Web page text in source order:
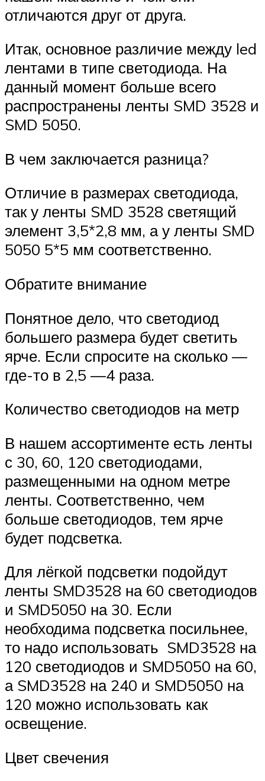
отличаются друг от друга.
Итак, основное различие между led
лентами в типе светодиода. На
данный момент больше всего
распространены ленты SMD 3528 и
SMD 5050.
В чем заключается разница?
Отличие в размерах светодиода,
так у ленты SMD 3528 светящий
элемент 3,5*2,8 мм, а у ленты SMD
5050 5*5 мм соответственно.
Обратите внимание
Понятное дело, что светодиод
большего размера будет светить
ярче. Если спросите на сколько —
где-то в 2,5 —4 раза.
Количество светодиодов на метр
В нашем ассортименте есть ленты
с 30, 60, 120 светодиодами,
размещенными на одном метре
ленты. Соответственно, чем
больше светодиодов, тем ярче
будет подсветка.
Для лёгкой подсветки подойдут
ленты SMD3528 на 60 светодиодов
и SMD5050 на 30. Если
необходима подсветка посильнее,
то надо использовать SMD3528 на
120 светодиодов и SMD5050 на 60,
а SMD3528 на 240 и SMD5050 на
120 можно использовать как
освещение.
Цвет свечения